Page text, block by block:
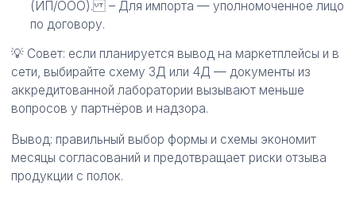
(ИП/ООО). – Для импорта — уполномоченное лицо
по договору.
💡 Совет: если планируется вывод на маркетплейсы и в
сети, выбирайте схему 3Д или 4Д — документы из
аккредитованной лаборатории вызывают меньше
вопросов у партнёров и надзора.
Вывод: правильный выбор формы и схемы экономит
месяцы согласований и предотвращает риски отзыва
продукции с полок.